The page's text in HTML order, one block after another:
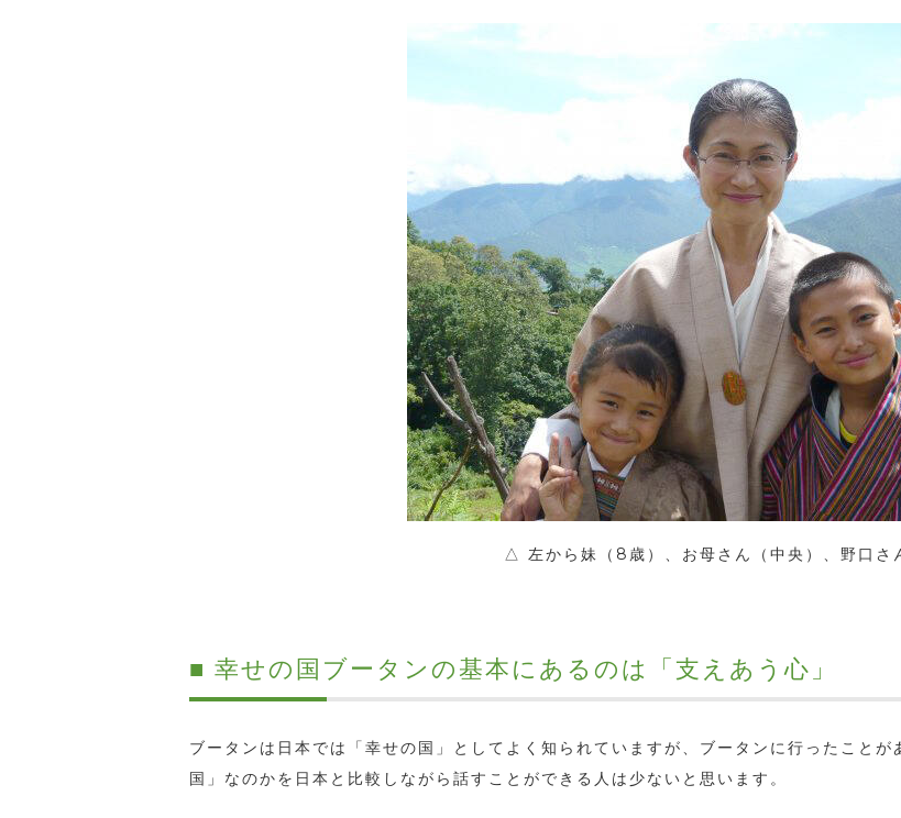
△ 左から妹（8歳）、お母さん（中央）、野口さ
■ 幸せの国ブータンの基本にあるのは「支えあう心」
ブータンは日本では「幸せの国」としてよく知られていますが、ブータンに行ったこと
国」なのかを日本と比較しながら話すことができる人は少ないと思います。